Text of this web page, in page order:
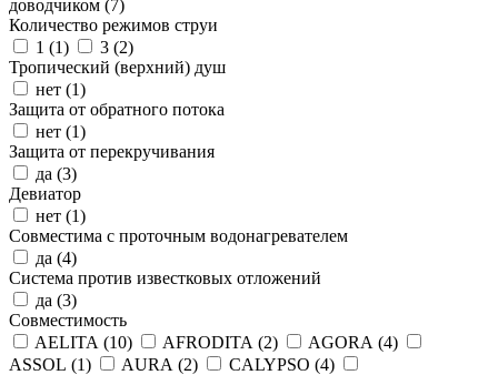
доводчиком (7)
Количество режимов струи
1 (1) 3 (2)
Тропический (верхний) душ
нет (1)
Защита от обратного потока
нет (1)
Защита от перекручивания
да (3)
Девиатор
нет (1)
Совместима с проточным водонагревателем
да (4)
Система против известковых отложений
да (3)
Совместимость
AELITA (10) AFRODITA (2) AGORA (4)
ASSOL (1) AURA (2) CALYPSO (4)